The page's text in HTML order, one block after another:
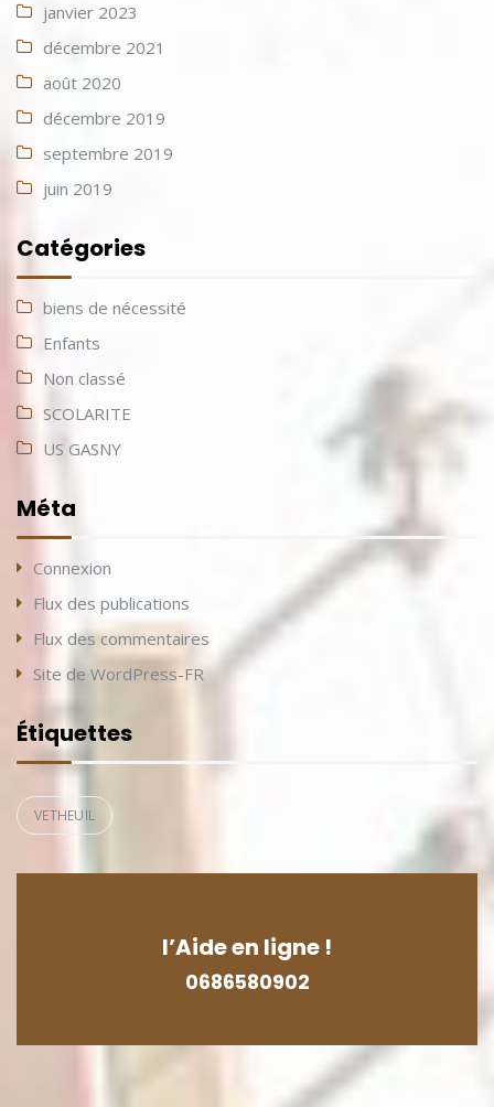
janvier 2023
décembre 2021
août 2020
décembre 2019
septembre 2019
juin 2019
Catégories
biens de nécessité
Enfants
Non classé
SCOLARITE
US GASNY
Méta
Connexion
Flux des publications
Flux des commentaires
Site de WordPress-FR
Étiquettes
VETHEUIL
l’Aide en ligne !
0686580902